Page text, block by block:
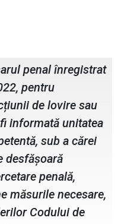
penal înregistrat
pentru
de lovire sau
informată unitatea
sub a cărei
desfășoară
penală,
măsurile necesare,
Codului de